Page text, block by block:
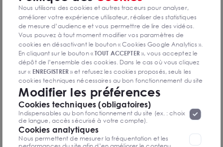
Téléphone
Message
En soumettant ce formulaire,
j'accepte que les informations
saisies soient exploitées dans
le cadre de ma demande et
de la relation commerciale
Nous utilisons des cookies et autres traceurs pour analyser,
améliorer votre expérience utilisateur, réaliser des statistiques
de mesure d’audience et vous permettre de lire des vidéos.
Vous pouvez à tout moment modifier vos paramètres de
cookies en désactivant le bouton « Cookies Google Analytics ».
En cliquant sur le bouton «TOUT ACCEPTER», vous acceptez le
dépôt de l’ensemble des cookies. Dans le cas où vous cliquez
sur « ENREGISTRER» et refusez les cookies proposés, seuls les
cookies techniques nécessaires au bon fonctionnement du site
seront déposés. Pour plus d’informations, vous pouvez consulter
la page«Protection des données à caractère
personnel ».Lorsque vous naviguez sur notre site internet, il
peut être amenée à déposer des cookies. Vous avez la
possibilité de désactiver les cookies, ces réglages ne seront
valables que sur le navigateur que vous utilisez actuellement
Modifier les préférences
Cookies techniques (obligatoires)
Indispensables au bon fonctionnement du site (ex. : choix
de langue, accès sécurisé à votre compte).
Cookies analytiques
Nous permettent de mesurer la fréquentation et les